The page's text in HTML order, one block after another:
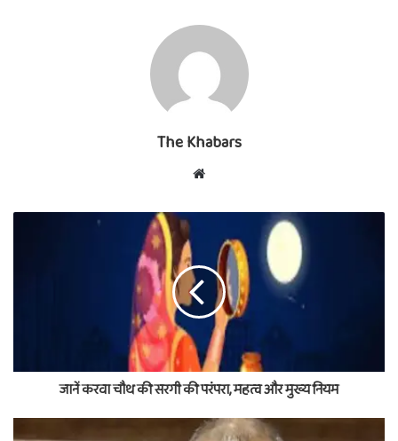
The Khabars
Website
जानें करवा चौथ की सरगी की परंपरा, महत्व और मुख्य नियम